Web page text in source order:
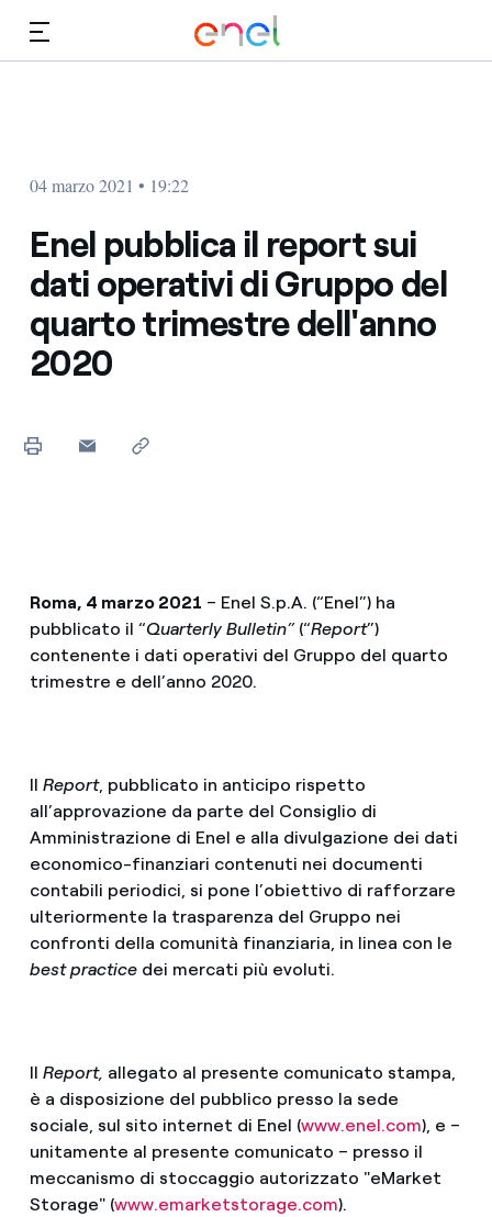
04 marzo 2021 • 19:22
Enel pubblica il report sui
dati operativi di Gruppo del
quarto trimestre dell'anno
2020
Roma, 4 marzo 2021 – Enel S.p.A. (“Enel”) ha
pubblicato il “Quarterly Bulletin”(“Report”)
contenente i dati operativi del Gruppo del quarto
trimestre e dell’anno 2020.
Il Report, pubblicato in anticipo rispetto
all’approvazione da parte del Consiglio di
Amministrazione di Enel e alla divulgazione dei dati
economico-finanziari contenuti nei documenti
contabili periodici, si pone l’obiettivo di rafforzare
ulteriormente la trasparenza del Gruppo nei
confronti della comunità finanziaria, in linea con le
best practicedei mercati più evoluti.
Il Report, allegato al presente comunicato stampa,
è a disposizione del pubblico presso la sede
sociale, sul sito internet di Enel (www.enel.com), e –
unitamente al presente comunicato – presso il
meccanismo di stoccaggio autorizzato "eMarket
Storage" (www.emarketstorage.com).